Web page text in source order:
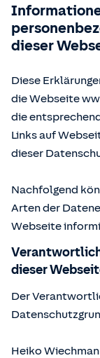
dieser
Diese
die Webseite
die
Links auf
dieser
Nachfolgend
Arten der
Webseite
dieser
Der
Heiko